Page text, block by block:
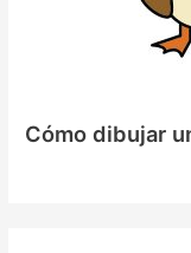
Cómo dibujar